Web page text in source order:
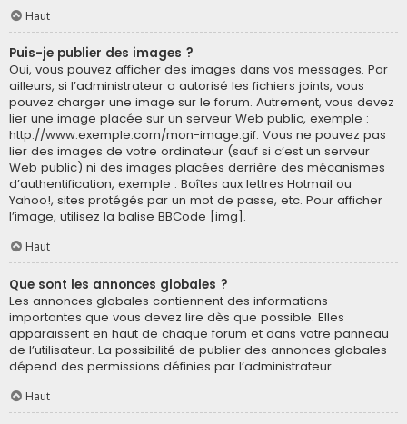
Haut
Puis-je publier des images ?
Oui, vous pouvez afficher des images dans vos messages. Par
ailleurs, si l’administrateur a autorisé les fichiers joints, vous
pouvez charger une image sur le forum. Autrement, vous devez
lier une image placée sur un serveur Web public, exemple :
http://www.exemple.com/mon-image.gif. Vous ne pouvez pas
lier des images de votre ordinateur (sauf si c’est un serveur
Web public) ni des images placées derrière des mécanismes
d’authentification, exemple : Boîtes aux lettres Hotmail ou
Yahoo!, sites protégés par un mot de passe, etc. Pour afficher
l’image, utilisez la balise BBCode [img].
Haut
Que sont les annonces globales ?
Les annonces globales contiennent des informations
importantes que vous devez lire dès que possible. Elles
apparaissent en haut de chaque forum et dans votre panneau
de l’utilisateur. La possibilité de publier des annonces globales
dépend des permissions définies par l’administrateur.
Haut